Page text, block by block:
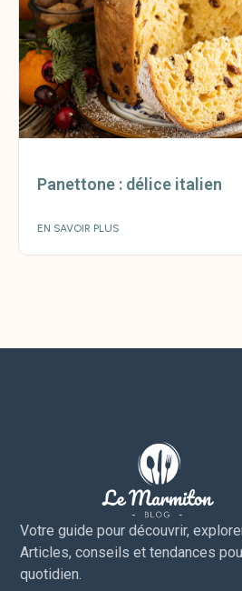
Panettone : délice italien
EN SAVOIR PLUS
Votre guide pour découvrir,
Articles, conseils et tendances
quotidien.